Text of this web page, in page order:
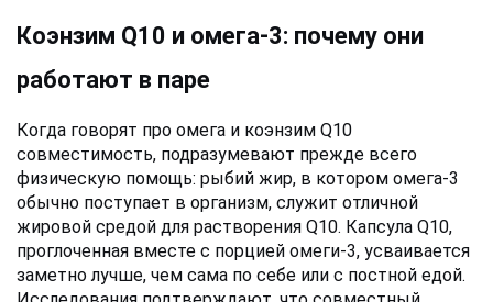
Коэнзим Q10 и омега-3: почему они
работают в паре
Когда говорят про омега и коэнзим Q10
совместимость, подразумевают прежде всего
физическую помощь: рыбий жир, в котором омега-3
обычно поступает в организм, служит отличной
жировой средой для растворения Q10. Капсула Q10,
проглоченная вместе с порцией омеги-3, усваивается
заметно лучше, чем сама по себе или с постной едой.